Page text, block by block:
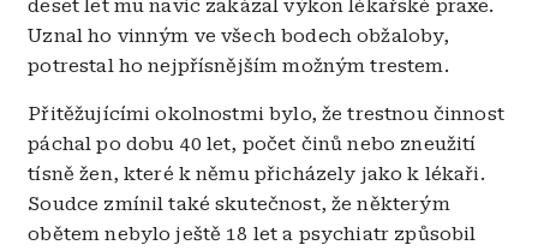
deset let mu navíc zakázal výkon lékařské praxe.
Uznal ho vinným ve všech bodech obžaloby,
potrestal ho nejpřísnějším možným trestem.
Přitěžujícími okolnostmi bylo, že trestnou činnost
páchal po dobu 40 let, počet činů nebo zneužití
tísně žen, které k němu přicházely jako k lékaři.
Soudce zmínil také skutečnost, že některým
obětem nebylo ještě 18 let a psychiatr způsobil